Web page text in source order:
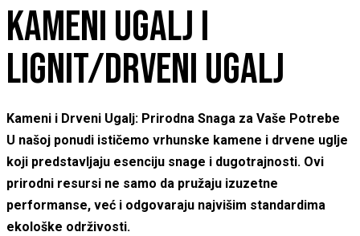
KAMENI UGALJ I
LIGNIT/DRVENI UGALJ
Kameni i Drveni Ugalj: Prirodna Snaga za Vaše Potrebe
U našoj ponudi ističemo vrhunske kamene i drvene uglje
koji predstavljaju esenciju snage i dugotrajnosti. Ovi
prirodni resursi ne samo da pružaju izuzetne
performanse, već i odgovaraju najvišim standardima
ekološke održivosti.